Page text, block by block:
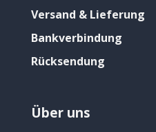
Versand & Lieferung
Bankverbindung
Rücksendung
Über uns